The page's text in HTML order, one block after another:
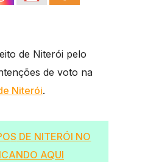
de Niterói pelo
de voto na
Niterói.
S DE NITERÓI NO
AQUI